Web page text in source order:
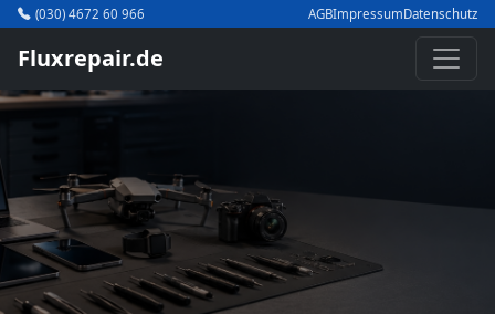
(030) 4672 60 966 AGBImpressumDatenschutz
Fluxrepair.de